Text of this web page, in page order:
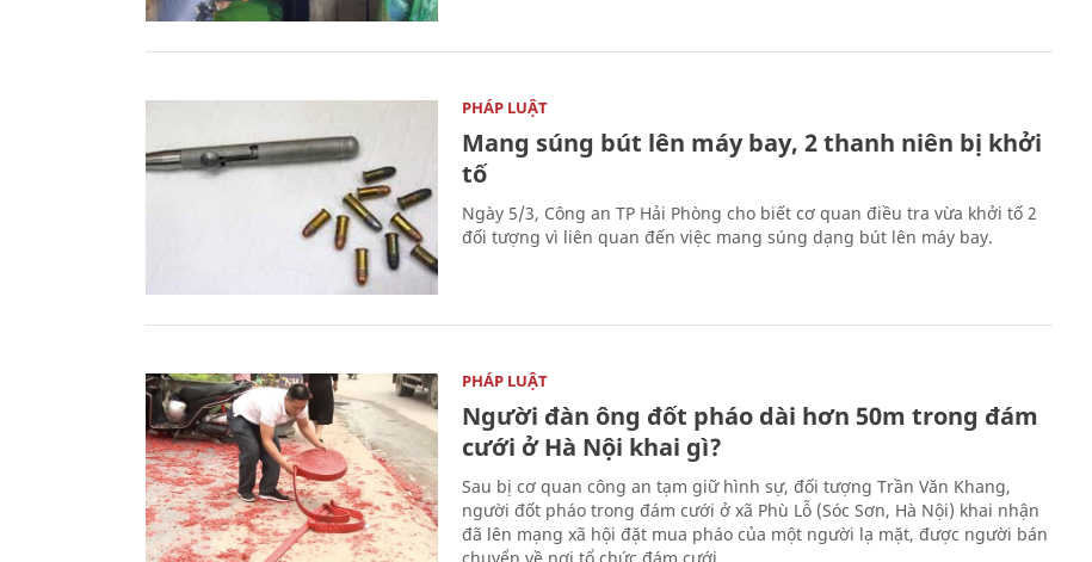
PHÁP LUẬT
Mang súng bút lên máy bay, 2 thanh niên bị khởi
tố
Ngày 5/3, Công an TP Hải Phòng cho biết cơ quan điều tra vừa khởi tố 2
đối tượng vì liên quan đến việc mang súng dạng bút lên máy bay.
PHÁP LUẬT
Người đàn ông đốt pháo dài hơn 50m trong đám
cưới ở Hà Nội khai gì?
Sau bị cơ quan công an tạm giữ hình sự, đối tượng Trần Văn Khang,
người đốt pháo trong đám cưới ở xã Phù Lỗ (Sóc Sơn, Hà Nội) khai nhận
đã lên mạng xã hội đặt mua pháo của một người lạ mặt, được người bán